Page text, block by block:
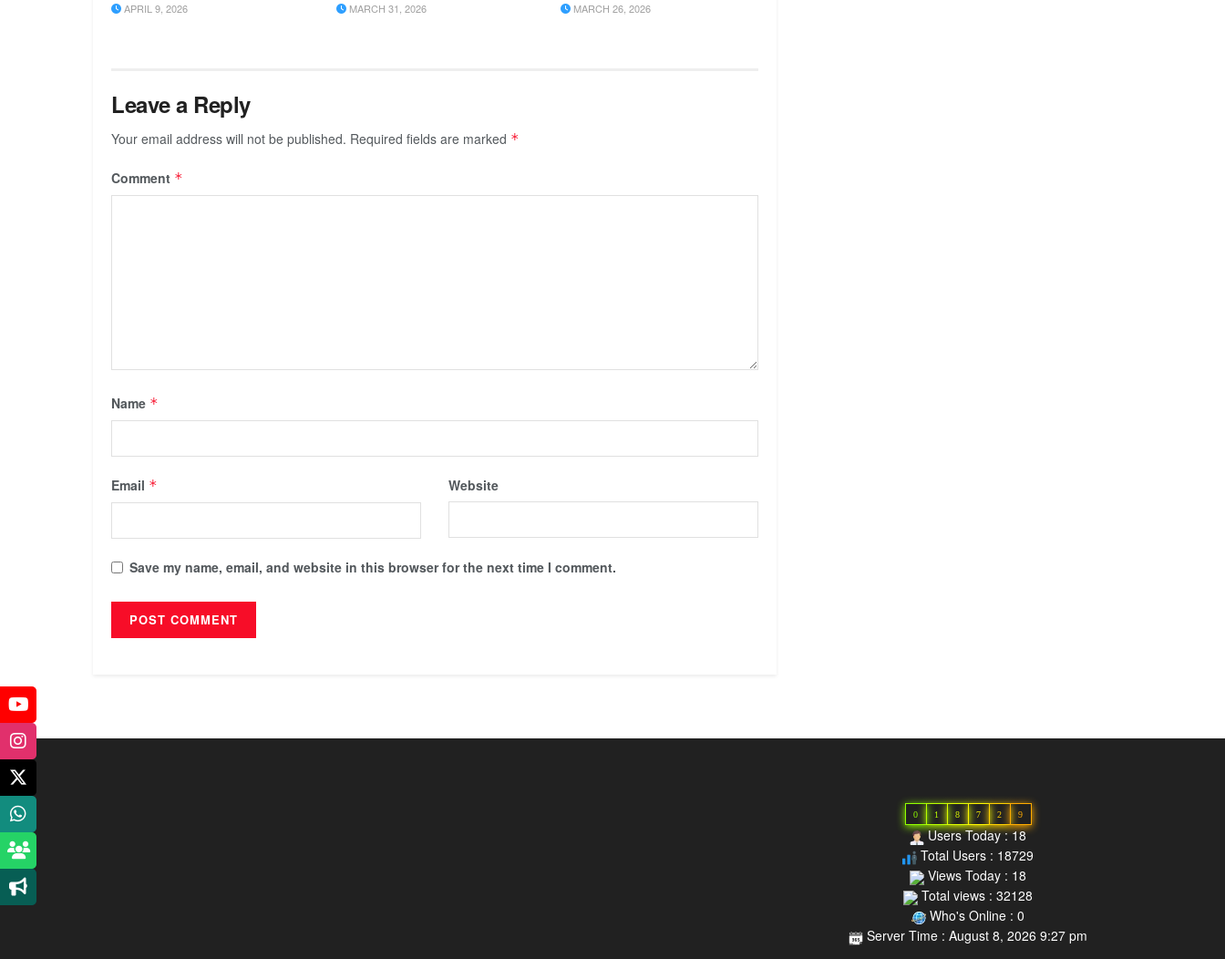
APRIL 9, 2026 MARCH 31, 2026 MARCH 26, 2026
Leave a Reply
Your email address will not be published. Required fields are marked *
Comment *
Name *
Email * Website
Save my name, email, and website in this browser for the next time I comment.
0 1 8 7 2 9
Users Today : 18
Total Users : 18729
Views Today : 18
Total views : 32128
Who's Online : 0
Server Time : August 8, 2026 9:27 pm